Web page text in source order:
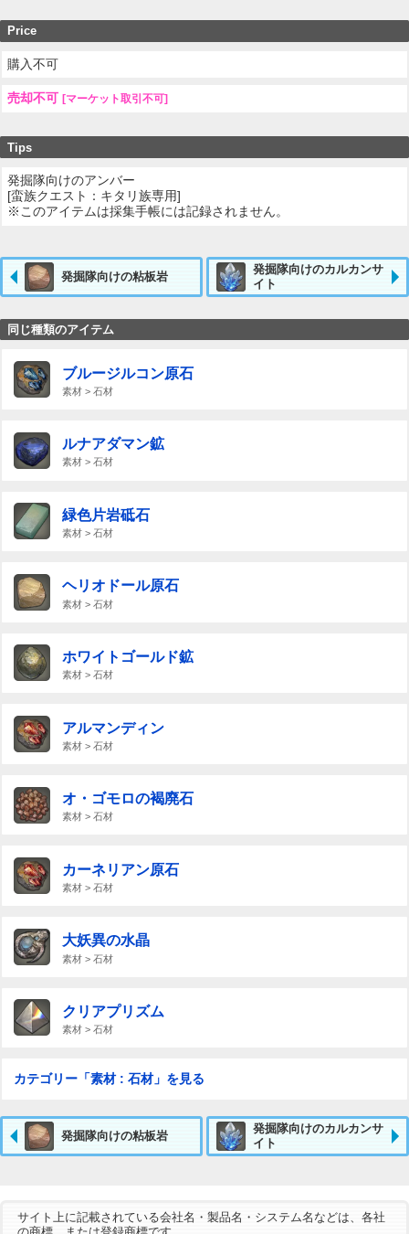
Price
購入不可
売却不可 [マーケット取引不可]
Tips
発掘隊向けのアンバー
[蛮族クエスト：キタリ族専用]
※このアイテムは採集手帳には記録されません。
発掘隊向けの粘板岩
発掘隊向けのカルカンサ
イト
同じ種類のアイテム
ブルージルコン原石
素材 > 石材
ルナアダマン鉱
素材 > 石材
緑色片岩砥石
素材 > 石材
ヘリオドール原石
素材 > 石材
ホワイトゴールド鉱
素材 > 石材
アルマンディン
素材 > 石材
オ・ゴモロの褐廃石
素材 > 石材
カーネリアン原石
素材 > 石材
大妖異の水晶
素材 > 石材
クリアプリズム
素材 > 石材
カテゴリー「素材 : 石材」を見る
発掘隊向けの粘板岩
発掘隊向けのカルカンサ
イト
サイト上に記載されている会社名・製品名・システム名などは、各社